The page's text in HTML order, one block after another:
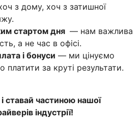
з дому, хоч з затишної
стартом дня — нам важлива
а не час в офісі.
і бонуси — ми цінуємо
платити за круті результати.
ставай частиною нашої
індустрії!